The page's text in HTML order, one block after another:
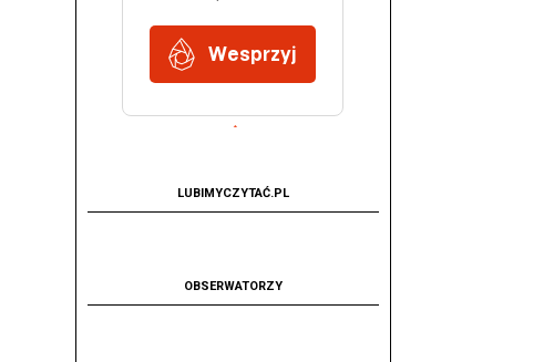
LUBIMYCZYTAĆ.PL
OBSERWATORZY